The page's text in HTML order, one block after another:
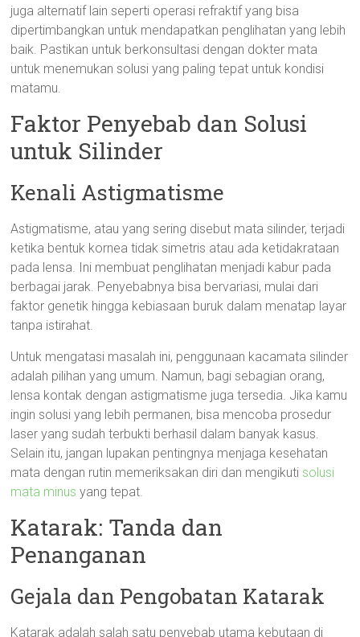
juga alternatif lain seperti operasi refraktif yang bisa
dipertimbangkan untuk mendapatkan penglihatan yang lebih
baik. Pastikan untuk berkonsultasi dengan dokter mata
untuk menemukan solusi yang paling tepat untuk kondisi
matamu.
Faktor Penyebab dan Solusi
untuk Silinder
Kenali Astigmatisme
Astigmatisme, atau yang sering disebut mata silinder, terjadi
ketika bentuk kornea tidak simetris atau ada ketidakrataan
pada lensa. Ini membuat penglihatan menjadi kabur pada
berbagai jarak. Penyebabnya bisa bervariasi, mulai dari
faktor genetik hingga kebiasaan buruk dalam menatap layar
tanpa istirahat.
Untuk mengatasi masalah ini, penggunaan kacamata silinder
adalah pilihan yang umum. Namun, bagi sebagian orang,
lensa kontak dengan astigmatisme juga tersedia. Jika kamu
ingin solusi yang lebih permanen, bisa mencoba prosedur
laser yang sudah terbukti berhasil dalam banyak kasus.
Selain itu, jangan lupakan pentingnya menjaga kesehatan
mata dengan rutin memeriksakan diri dan mengikuti solusi
mata minus yang tepat.
Katarak: Tanda dan
Penanganan
Gejala dan Pengobatan Katarak
Katarak adalah salah satu penyebab utama kebutaan di